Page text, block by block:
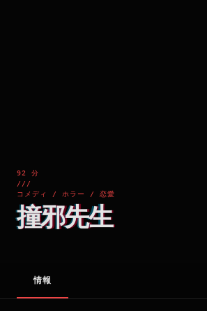
92 分
///
コメディ / ホラー / 恋愛
撞邪先生
情報